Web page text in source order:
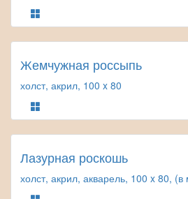
Жемчужная россыпь
холст, акрил, 100 x 80
Лазурная роскошь
холст, акрил, акварель, 100 x 80, (в